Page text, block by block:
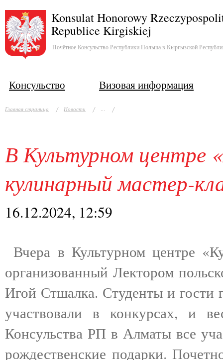
Konsulat Honorowy
Republice Kirgiskiej
Почётное Консульство Республики Польша в Кыргызской
Консульство Визовая информация
Главная страница Новости
В Культурном центре
кулинарный мастер-
16.12.2024, 12:59
Вчера в Культурном центре
организованный Лектором
Игой Стшалка. Студенты и гости
участвовали в конкурсах, и
Консульства РП в Алматы все
рождественские подарки.